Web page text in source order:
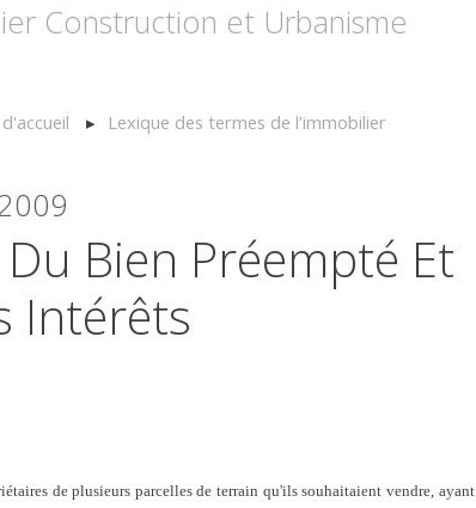
Construction et Urbanisme
Lexique des termes de l’immobilier
Bien Préempté Et
Intérêts
de plusieurs parcelles de terrain qu'ils souhaitaient vendre, ayant